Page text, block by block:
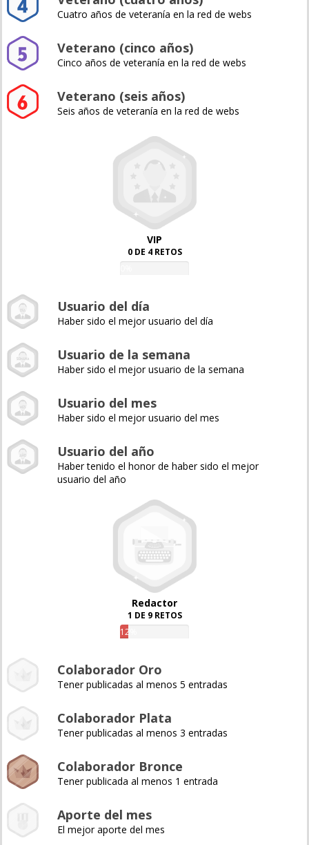
Cuatro años de veteranía en la red de webs
Veterano (cinco años)
Cinco años de veteranía en la red de webs
Veterano (seis años)
Seis años de veteranía en la red de webs
VIP
0 DE 4 RETOS
Usuario del día
Haber sido el mejor usuario del día
Usuario de la semana
Haber sido el mejor usuario de la semana
Usuario del mes
Haber sido el mejor usuario del mes
Usuario del año
Haber tenido el honor de haber sido el mejor
usuario del año
Redactor
1 DE 9 RETOS
12%
Colaborador Oro
Tener publicadas al menos 5 entradas
Colaborador Plata
Tener publicadas al menos 3 entradas
Colaborador Bronce
Tener publicada al menos 1 entrada
Aporte del mes
El mejor aporte del mes